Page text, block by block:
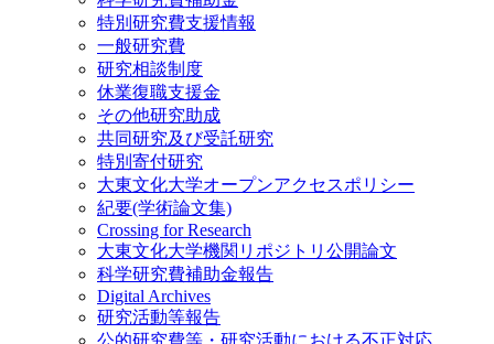
特別研究費支援情報
一般研究費
研究相談制度
休業復職支援金
その他研究助成
共同研究及び受託研究
特別寄付研究
大東文化大学オープンアクセスポリシー
紀要(学術論文集)
Crossing for Research
大東文化大学機関リポジトリ公開論文
科学研究費補助金報告
Digital Archives
研究活動等報告